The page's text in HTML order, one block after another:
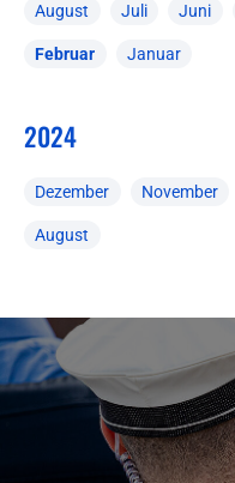
August Juli Juni
Februar Januar
2024
Dezember November
August